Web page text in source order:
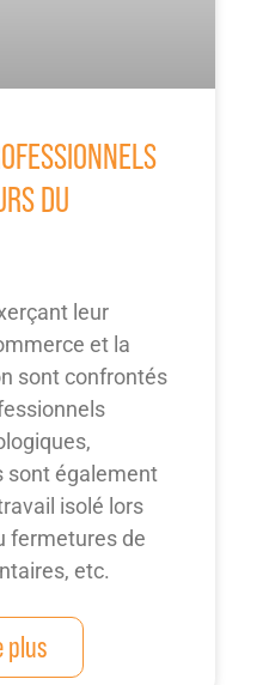
DU
leur
et la
sont confrontés
sont également
isolé lors
fermetures de
etc.
plus